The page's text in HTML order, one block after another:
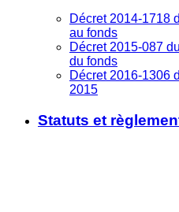
Décret 2014-1718
au fonds
Décret 2015-087
du fonds
Décret 2016-1306
2015
Statuts et